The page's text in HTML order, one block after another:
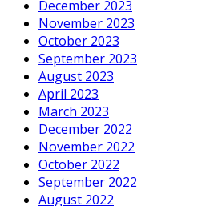
December 2023
November 2023
October 2023
September 2023
August 2023
April 2023
March 2023
December 2022
November 2022
October 2022
September 2022
August 2022